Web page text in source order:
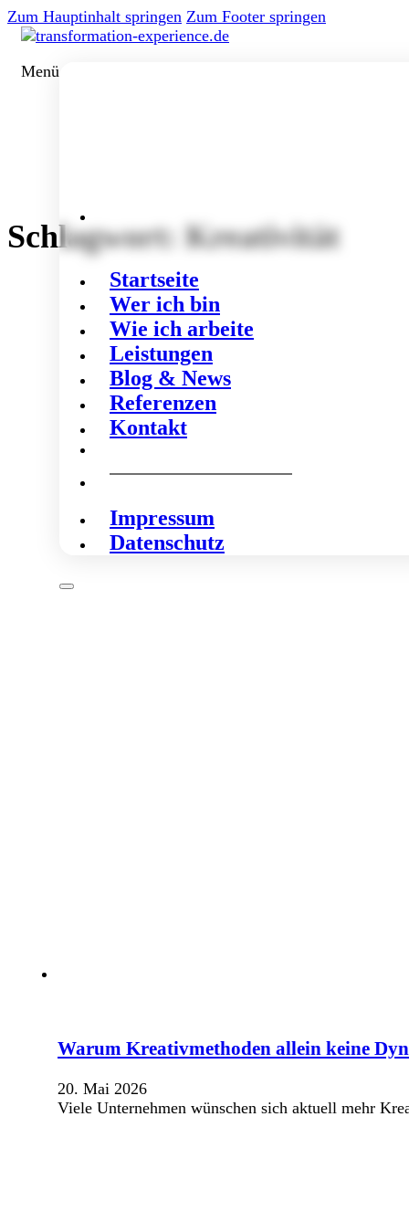
Zum Hauptinhalt springen Zum Footer springen
Menü
Startseite
Wer ich bin
Wie ich arbeite
Leistungen
Blog & News
Referenzen
Kontakt
Impressum
Datenschutz
Schlagwort: Kreativität
Warum Kreativmethoden allein keine
20. Mai 2026
Viele Unternehmen wünschen sich aktuell mehr